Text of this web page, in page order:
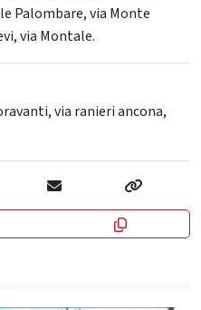
Palombare, via Monte
via Montale.
,via ranieri ancona,